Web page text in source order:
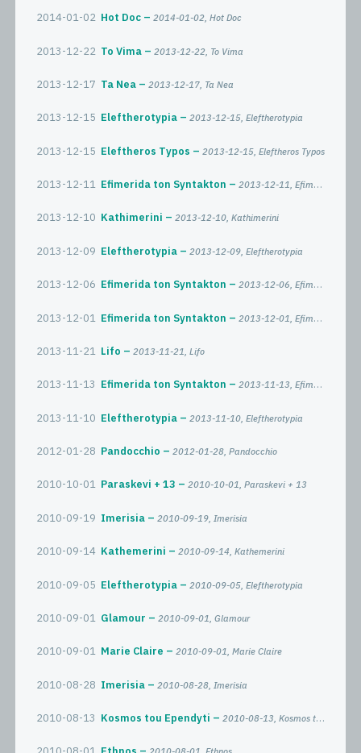
2014-01-02 Hot Doc 2014-01-02, Hot Doc
2013-12-22 To Vima 2013-12-22, To Vima
2013-12-17 Ta Nea 2013-12-17, Ta Nea
2013-12-15 Eleftherotypia 2013-12-15, Eleftherotypia
2013-12-15 Eleftheros Typos 2013-12-15, Eleftheros Typos
2013-12-11 Efimerida ton Syntakton 2013-12-11, Efimerida ton Syntakton
2013-12-10 Kathimerini 2013-12-10, Kathimerini
2013-12-09 Eleftherotypia 2013-12-09, Eleftherotypia
2013-12-06 Efimerida ton Syntakton 2013-12-06, Efimerida ton Syntakton
2013-12-01 Efimerida ton Syntakton 2013-12-01, Efimerida ton Syntakton
2013-11-21 Lifo 2013-11-21, Lifo
2013-11-13 Efimerida ton Syntakton 2013-11-13, Efimerida ton Syntakton
2013-11-10 Eleftherotypia 2013-11-10, Eleftherotypia
2012-01-28 Pandocchio 2012-01-28, Pandocchio
2010-10-01 Paraskevi + 13 2010-10-01, Paraskevi + 13
2010-09-19 Imerisia 2010-09-19, Imerisia
2010-09-14 Kathemerini 2010-09-14, Kathemerini
2010-09-05 Eleftherotypia 2010-09-05, Eleftherotypia
2010-09-01 Glamour 2010-09-01, Glamour
2010-09-01 Marie Claire 2010-09-01, Marie Claire
2010-08-28 Imerisia 2010-08-28, Imerisia
2010-08-13 Kosmos tou Ependyti 2010-08-13, Kosmos tou Ependyti